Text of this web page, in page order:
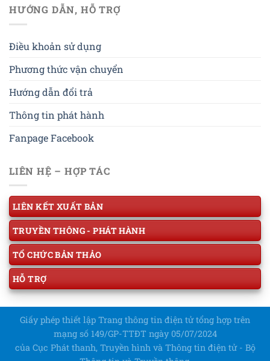
HƯỚNG DẪN, HỖ TRỢ
Điều khoản sử dụng
Phương thức vận chuyển
Hướng dẫn đổi trả
Thông tin phát hành
Fanpage Facebook
LIÊN HỆ – HỢP TÁC
LIÊN KẾT XUẤT BẢN
TRUYỀN THÔNG - PHÁT HÀNH
TỔ CHỨC BẢN THẢO
HỖ TRỢ
Giấy phép thiết lập Trang thông tin điện tử tổng hợp trên
mạng số 149/GP-TTĐT ngày 05/07/2024
của Cục Phát thanh, Truyền hình và Thông tin điện tử - Bộ